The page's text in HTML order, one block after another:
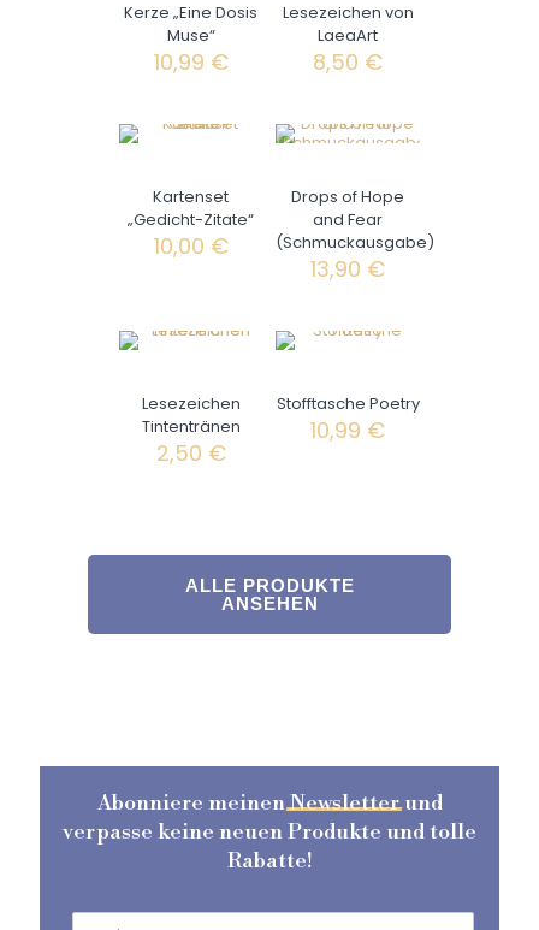
Kerze „Eine Dosis
Muse“
10,99 €
Lesezeichen von
LaeaArt
8,50 €
Kartenset
„Gedicht-Zitate“
10,00 €
Drops of Hope
and Fear
(Schmuckausgabe)
13,90 €
Lesezeichen
Tintentränen
2,50 €
Stofftasche Poetry
10,99 €
ALLE PRODUKTE
ANSEHEN
Abonniere meinenNewsletterund
verpasse keine neuen Produkte und tolle
Rabatte!